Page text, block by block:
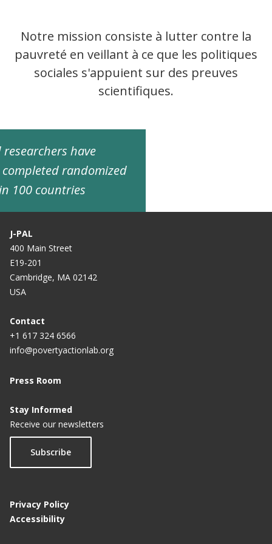
Notre mission consiste à lutter contre la
pauvreté en veillant à ce que les politiques
sociales s'appuient sur des preuves
scientifiques.
researchers have
randomized
100 countries
J-PAL
400 Main Street
E19-201
Cambridge, MA 02142
USA
Contact
+1 617 324 6566
info@povertyactionlab.org
Press Room
Stay Informed
Receive our newsletters
Subscribe
Privacy Policy
Accessibility